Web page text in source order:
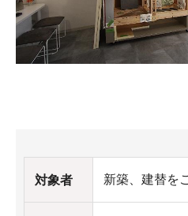
対象者 新築、建替を